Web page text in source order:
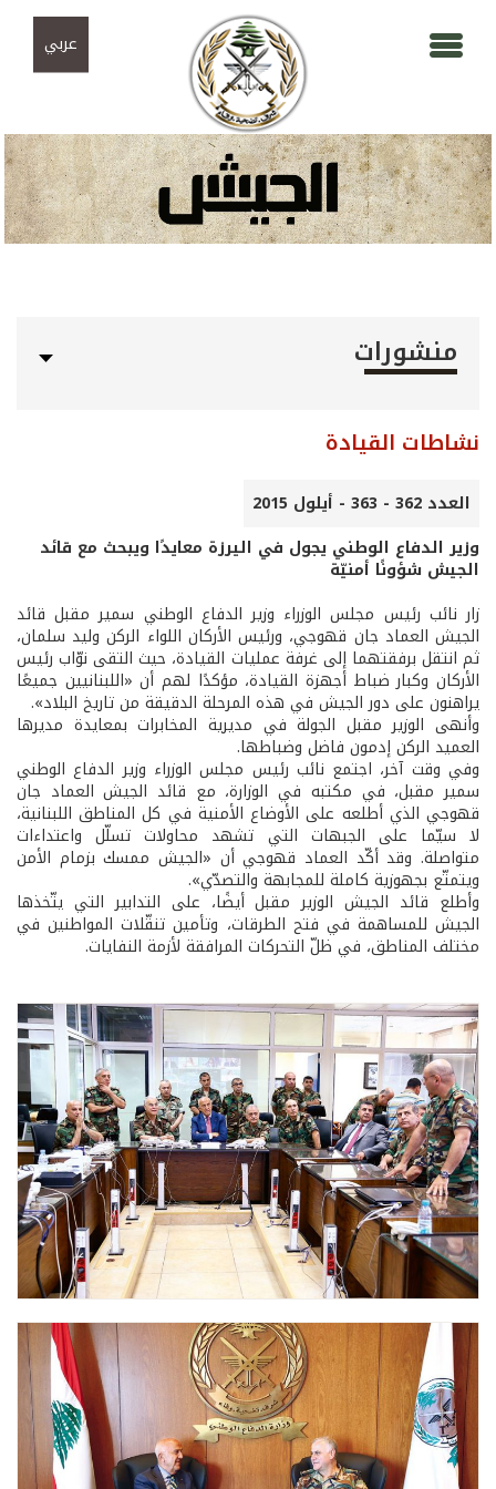
عربي
منشورات
نشاطات القيادة
العدد 362 - 363 - أيلول 2015
وزير الدفاع الوطني يجول في اليرزة معايدًا ويبحث مع قائد
الجيش شؤونًا أمنيّة
زار نائب رئيس مجلس الوزراء وزير الدفاع الوطني سمير مقبل قائد
الجيش العماد جان قهوجي، ورئيس الأركان اللواء الركن وليد سلمان،
ثم انتقل برفقتهما إلى غرفة عمليات القيادة، حيث التقى نوّاب رئيس
الأركان وكبار ضباط أجهزة القيادة، مؤكدًا لهم أن «اللبنانيين جميعًا
يراهنون على دور الجيش في هذه المرحلة الدقيقة من تاريخ البلاد».
وأنهى الوزير مقبل الجولة في مديرية المخابرات بمعايدة مديرها
العميد الركن إدمون فاضل وضباطها.
وفي وقت آخر، اجتمع نائب رئيس مجلس الوزراء وزير الدفاع الوطني
سمير مقبل، في مكتبه في الوزارة، مع قائد الجيش العماد جان
قهوجي الذي أطلعه على الأوضاع الأمنية في كل المناطق اللبنانية،
لا سيّما على الجبهات التي تشهد محاولات تسلّل واعتداءات
متواصلة. وقد أكّد العماد قهوجي أن «الجيش ممسك بزمام الأمن
ويتمتّع بجهوزية كاملة للمجابهة والتصدّي».
وأطلع قائد الجيش الوزير مقبل أيضًا، على التدابير التي يتّخذها
الجيش للمساهمة في فتح الطرقات، وتأمين تنقّلات المواطنين في
مختلف المناطق، في ظلّ التحركات المرافقة لأزمة النفايات.